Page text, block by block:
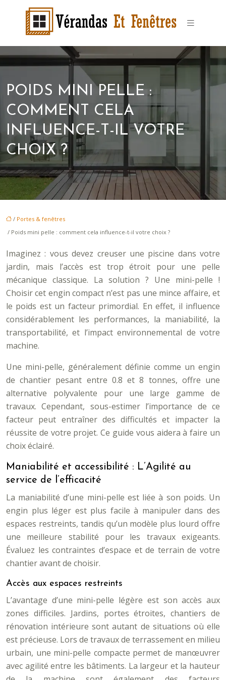
POIDS MINI PELLE :
COMMENT CELA
INFLUENCE-T-IL VOTRE
CHOIX ?
/ Portes & fenêtres
/ Poids mini pelle : comment cela influence-t-il votre choix ?
Imaginez : vous devez creuser une piscine dans votre
jardin, mais l’accès est trop étroit pour une pelle
mécanique classique. La solution ? Une mini-pelle !
Choisir cet engin compact n’est pas une mince affaire, et
le poids est un facteur primordial. En effet, il influence
considérablement les performances, la maniabilité, la
transportabilité, et l’impact environnemental de votre
machine.
Une mini-pelle, généralement définie comme un engin
de chantier pesant entre 0.8 et 8 tonnes, offre une
alternative polyvalente pour une large gamme de
travaux. Cependant, sous-estimer l’importance de ce
facteur peut entraîner des difficultés et impacter la
réussite de votre projet. Ce guide vous aidera à faire un
choix éclairé.
Maniabilité et accessibilité : L’Agilité au
service de l’efficacité
La maniabilité d’une mini-pelle est liée à son poids. Un
engin plus léger est plus facile à manipuler dans des
espaces restreints, tandis qu’un modèle plus lourd offre
une meilleure stabilité pour les travaux exigeants.
Évaluez les contraintes d’espace et de terrain de votre
chantier avant de choisir.
Accès aux espaces restreints
L’avantage d’une mini-pelle légère est son accès aux
zones difficiles. Jardins, portes étroites, chantiers de
rénovation intérieure sont autant de situations où elle
est précieuse. Lors de travaux de terrassement en milieu
urbain, une mini-pelle compacte permet de manœuvrer
avec agilité entre les bâtiments. La largeur et la hauteur